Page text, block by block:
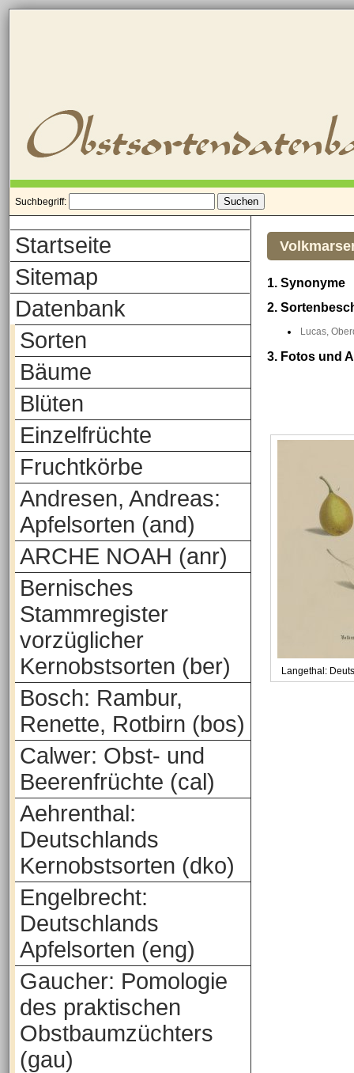
Suchbegriff:
Startseite
Sitemap
Datenbank
Sorten
Bäume
Blüten
Einzelfrüchte
Fruchtkörbe
Andresen, Andreas:
Apfelsorten (and)
ARCHE NOAH (anr)
Bernisches
Stammregister
vorzüglicher
Kernobstsorten (ber)
Bosch: Rambur,
Renette, Rotbirn (bos)
Calwer: Obst- und
Beerenfrüchte (cal)
Aehrenthal:
Deutschlands
Kernobstsorten (dko)
Engelbrecht:
Deutschlands
Apfelsorten (eng)
Gaucher: Pomologie
des praktischen
Obstbaumzüchters
(gau)
1. Synonyme
2.
Lucas,
3. Fotos und
Langethal: